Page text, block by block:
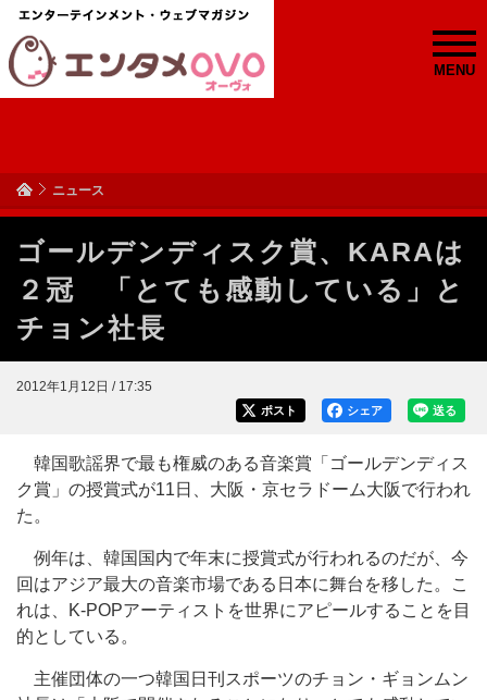
MENU
ニュース
ゴールデンディスク賞、KARAは
２冠 「とても感動している」と
チョン社長
2012年1月12日 / 17:35
送る
シェア
ポスト
韓国歌謡界で最も権威のある音楽賞「ゴールデンディス
ク賞」の授賞式が11日、大阪・京セラドーム大阪で行われ
た。
例年は、韓国国内で年末に授賞式が行われるのだが、今
回はアジア最大の音楽市場である日本に舞台を移した。こ
れは、K-POPアーティストを世界にアピールすることを目
的としている。
主催団体の一つ韓国日刊スポーツのチョン・ギョンムン